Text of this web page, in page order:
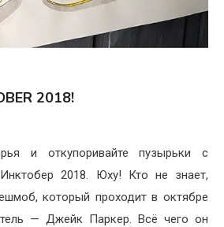
2018!
и откупоривайте пузырьки с
2018. Юху! Кто не знает,
который проходит в октябре
— Джейк Паркер. Всё чего он